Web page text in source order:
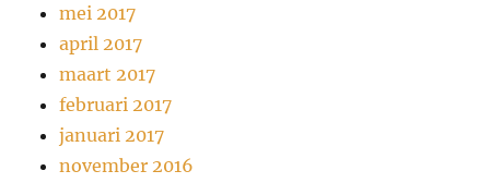
mei 2017
april 2017
maart 2017
februari 2017
januari 2017
november 2016